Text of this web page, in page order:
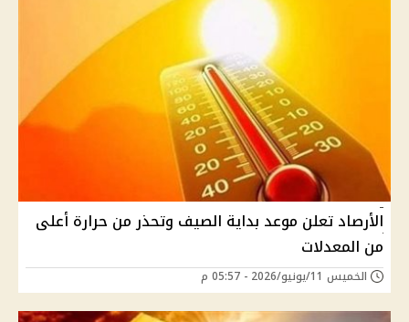
الأرصاد تعلن موعد بداية الصيف وتحذر من حرارة أعلى
من المعدلات
الخميس 11/يونيو/2026 - 05:57 م